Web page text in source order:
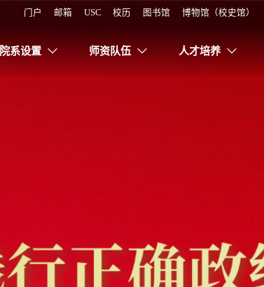
门户 邮箱 USC 校历 图书馆 博物馆（校史馆）
院系设置 师资队伍 人才培养